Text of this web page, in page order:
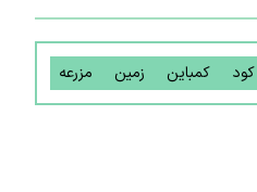
کود کمباین زمین مزرعه